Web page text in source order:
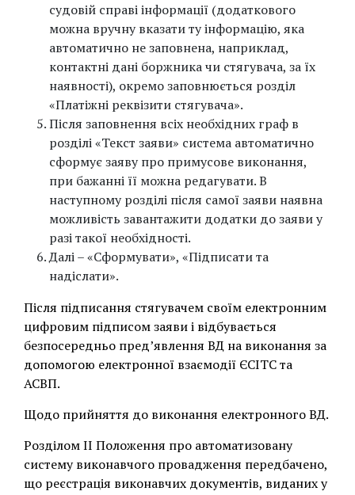
судовій справі інформації (додаткового
можна вручну вказати ту інформацію, яка
автоматично не заповнена, наприклад,
контактні дані боржника чи стягувача, за їх
наявності), окремо заповнюється розділ
«Платіжні реквізити стягувача».
Після заповнення всіх необхідних граф в
розділі «Текст заяви» система автоматично
сформує заяву про примусове виконання,
при бажанні її можна редагувати. В
наступному розділі після самої заяви наявна
можливість завантажити додатки до заяви у
разі такої необхідності.
Далі – «Сформувати», «Підписати та
надіслати».
Після підписання стягувачем своїм електронним
цифровим підписом заяви і відбувається
безпосередньо пред’явлення ВД на виконання за
допомогою електронної взаємодії ЄСІТС та
АСВП.
Щодо прийняття до виконання електронного ВД.
Розділом ІІ Положення про автоматизовану
систему виконавчого провадження передбачено,
що реєстрація виконавчих документів, виданих у